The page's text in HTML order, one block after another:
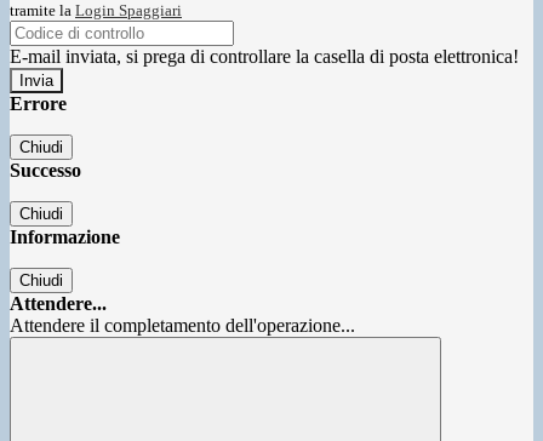
tramite la Login Spaggiari
E-mail inviata, si prega di controllare la casella di posta elettronica!
Errore
Chiudi
Successo
Chiudi
Informazione
Chiudi
Attendere...
Attendere il completamento dell'operazione...